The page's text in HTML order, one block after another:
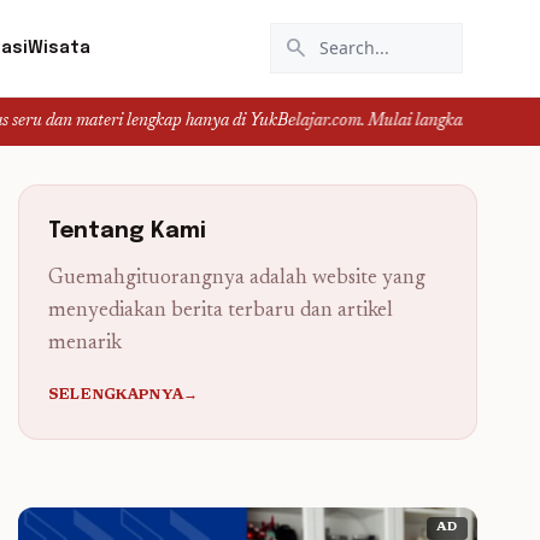
Wisata search
hanya di YukBelajar.com. Mulai langkah suksesmu hari ini! •
Tentang Kami
Guemahgituorangnya adalah website yang
menyediakan berita terbaru dan artikel
menarik
SELENGKAPNYA→
AD